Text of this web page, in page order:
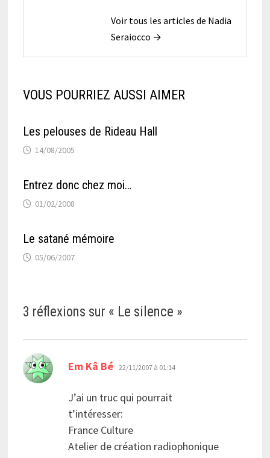
Voir tous les articles de Nadia
Seraiocco →
VOUS POURRIEZ AUSSI AIMER
Les pelouses de Rideau Hall
14/08/2005
Entrez donc chez moi…
01/02/2008
Le satané mémoire
05/06/2007
3 réflexions sur « Le silence »
Em Kâ Bé dit :
22/11/2007 à 01:14
J’ai un truc qui pourrait
t’intéresser:
France Culture
Atelier de création radiophonique